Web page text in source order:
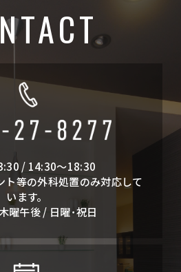
/ 14:30～18:30
等の外科処置のみ対応して
います。
曜午後 / 日曜･祝日